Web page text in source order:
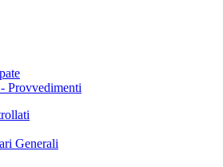
Provvedimenti
Generali